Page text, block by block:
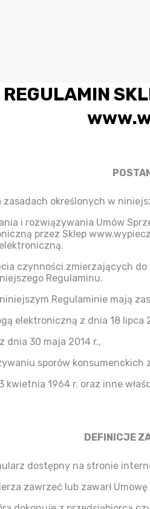
REGULAMIN
zasadach określonych w
i rozwiązywania Umów
przez Sklep
czynności zmierzających
Regulaminu.
Regulaminie mają
elektroniczną z dnia 18 lipca
dnia 30 maja 2014 r.,
sporów konsumenckich
1964 r. oraz inne
DEFINICJE
dostępny na stronie
zawrzeć lub zawarł